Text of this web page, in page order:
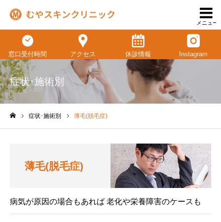
メニュー
窓口受付時間 アクセス 休診情報 Instagram
症状･施術別
症状･施術別 薄毛(脱毛症)
薄毛(脱毛症)
病気が原因の場合もあれば 老化や栄養障害のケースも